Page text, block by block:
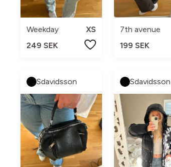
Weekday
XS
249 SEK
7th avenue
199 SEK
Sdavidsson Sdavidsson